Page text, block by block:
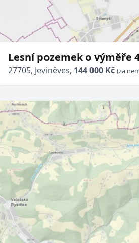
Lesní pozemek o výměře
1/1, katastrální území
Jeviněves, obec s rozš
27705, Jeviněves, 144 000 Kč (za